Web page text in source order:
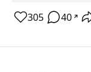
305 40 ↗